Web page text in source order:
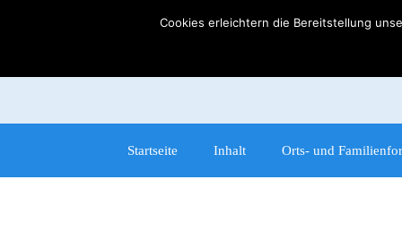
Startseite Inhalt Orts- und
Cookies erleichtern die Bereitstellung